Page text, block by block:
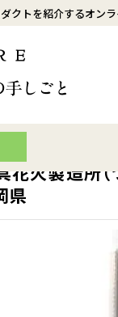
クトを紹介するオンラ
花火製造所（
県